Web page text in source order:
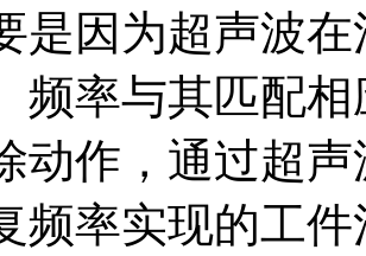
是因为超声波
频率与其匹配
动作，通过超
频率实现的工件